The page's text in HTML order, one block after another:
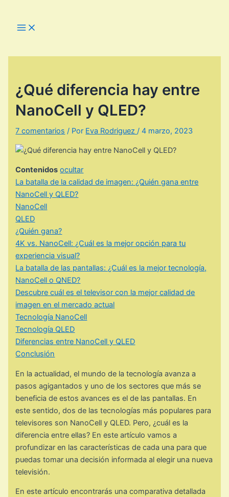
Main
Menu
¿Qué diferencia hay entre
NanoCell y QLED?
7 comentarios / Por Eva Rodriguez/4 marzo, 2023
Contenidos ocultar
La batalla de la calidad de imagen: ¿Quién gana entre
NanoCell y QLED?
NanoCell
QLED
¿Quién gana?
4K vs. NanoCell: ¿Cuál es la mejor opción para tu
experiencia visual?
La batalla de las pantallas: ¿Cuál es la mejor tecnología,
NanoCell o QNED?
Descubre cuál es el televisor con la mejor calidad de
imagen en el mercado actual
Tecnología NanoCell
Tecnología QLED
Diferencias entre NanoCell y QLED
Conclusión
En la actualidad, el mundo de la tecnología avanza a
pasos agigantados y uno de los sectores que más se
beneficia de estos avances es el de las pantallas. En
este sentido, dos de las tecnologías más populares para
televisores son NanoCell y QLED. Pero, ¿cuál es la
diferencia entre ellas? En este artículo vamos a
profundizar en las características de cada una para que
puedas tomar una decisión informada al elegir una nueva
televisión.
En este artículo encontrarás una comparativa detallada